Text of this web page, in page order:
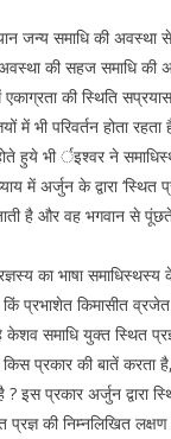
जन्य समाधि की अवस्था
की सहज समाधि की
की स्थिति
में भी परिवर्तन होता
हुये भी र्इश्वर ने
में अर्जुन के द्वारा ‘स्थित
है और वह भगवान से
का भाषा
किं प्रभाशेत किमासीत
समाधि युक्त स्थित
किस प्रकार की बातें
इस प्रकार अर्जुन द्वारा
की निम्नलिखित